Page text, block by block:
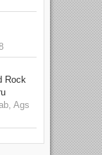
Rock
Ags